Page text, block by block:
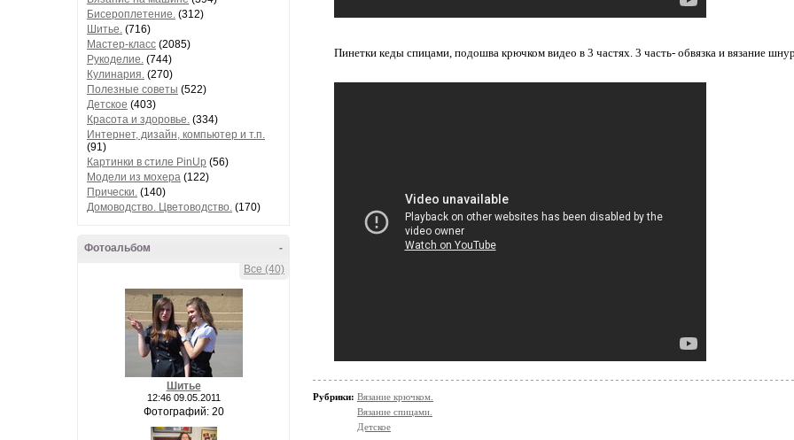
Бисероплетение. (312)
Шитье. (716)
Мастер-класс (2085)
Рукоделие. (744)
Кулинария. (270)
Полезные советы (522)
Детское (403)
Красота и здоровье. (334)
Интернет, дизайн, компьютер и т.п.
(91)
Картинки в стиле PinUp (56)
Модели из мохера (122)
Прически. (140)
Домоводство. Цветоводство. (170)
-
Фотоальбом
Все (40)
Шитье
12:46 09.05.2011
Фотографий: 20
Пинетки кеды спицами, подошва крючком видео в 3 частях. 3 часть- обвязка и вязание
Рубрики: Вязание крючком.
Вязание спицами.
Детское